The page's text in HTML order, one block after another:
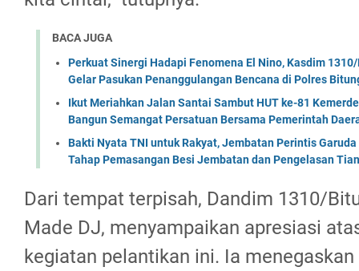
BACA JUGA
Perkuat Sinergi Hadapi Fenomena El Nino, Kasdim
Gelar Pasukan Penanggulangan Bencana di Polres
Ikut Meriahkan Jalan Santai Sambut HUT ke-81
Bangun Semangat Persatuan Bersama Pemerintah
Bakti Nyata TNI untuk Rakyat, Jembatan Perintis
Tahap Pemasangan Besi Jembatan dan Pengelasan
Dari tempat terpisah, Dandim 1310/
Made DJ, menyampaikan apresiasi
kegiatan pelantikan ini. Ia